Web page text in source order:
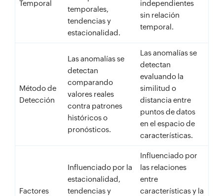
Temporal
temporales,
tendencias y
estacionalidad.
independientes
sin relación
temporal.
Método de
Detección
Las anomalías se
detectan
comparando
valores reales
contra patrones
históricos o
pronósticos.
Las anomalías se
detectan
evaluando la
similitud o
distancia entre
puntos de datos
en el espacio de
características.
Factores
Influenciado por la
estacionalidad,
tendencias y
Influenciado por
las relaciones
entre
características y la